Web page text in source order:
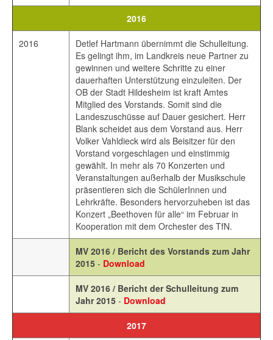
2016
2016
Detlef Hartmann übernimmt die Schulleitung.
Es gelingt ihm, im Landkreis neue Partner zu
gewinnen und weitere Schritte zu einer
dauerhaften Unterstützung einzuleiten. Der
OB der Stadt Hildesheim ist kraft Amtes
Mitglied des Vorstands. Somit sind die
Landeszuschüsse auf Dauer gesichert. Herr
Blank scheidet aus dem Vorstand aus. Herr
Volker Vahldieck wird als Beisitzer für den
Vorstand vorgeschlagen und einstimmig
gewählt. In mehr als 70 Konzerten und
Veranstaltungen außerhalb der Musikschule
präsentieren sich die SchülerInnen und
Lehrkräfte. Besonders hervorzuheben ist das
Konzert „Beethoven für alle“ im Februar in
Kooperation mit dem Orchester des TfN.
MV 2016 / Bericht des Vorstands zum Jahr
2015 - Download
MV 2016 / Bericht der Schulleitung zum
Jahr 2015 - Download
2017